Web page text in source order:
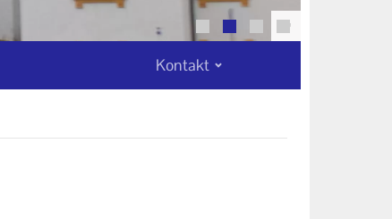
Kontakt